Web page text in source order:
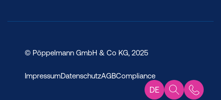
DE
© Pöppelmann GmbH & Co KG, 2025
ImpressumDatenschutzAGBCompliance